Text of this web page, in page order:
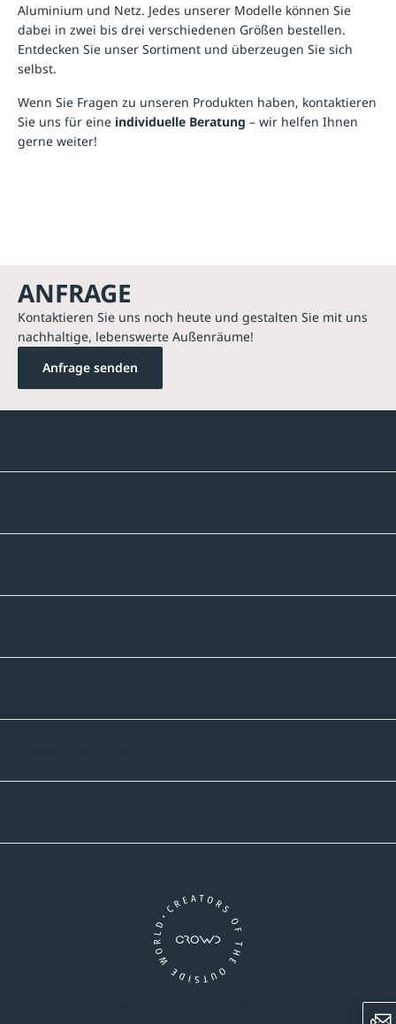
Aluminium und Netz. Jedes unserer Modelle können Sie
dabei in zwei bis drei verschiedenen Größen bestellen.
Entdecken Sie unser Sortiment und überzeugen Sie sich
selbst.
Wenn Sie Fragen zu unseren Produkten haben, kontaktieren
Sie uns für eine individuelle Beratung – wir helfen Ihnen
gerne weiter!
ANFRAGE
Kontaktieren Sie uns noch heute und gestalten Sie mit uns
nachhaltige, lebenswerte Außenräume!
Anfrage senden